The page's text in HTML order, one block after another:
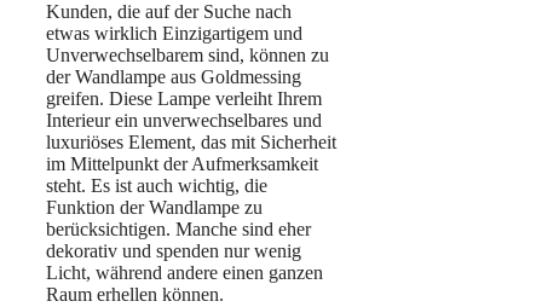
Kunden, die auf der Suche nach
etwas wirklich Einzigartigem und
Unverwechselbarem sind, können zu
der Wandlampe aus Goldmessing
greifen. Diese Lampe verleiht Ihrem
Interieur ein unverwechselbares und
luxuriöses Element, das mit Sicherheit
im Mittelpunkt der Aufmerksamkeit
steht. Es ist auch wichtig, die
Funktion der Wandlampe zu
berücksichtigen. Manche sind eher
dekorativ und spenden nur wenig
Licht, während andere einen ganzen
Raum erhellen können.